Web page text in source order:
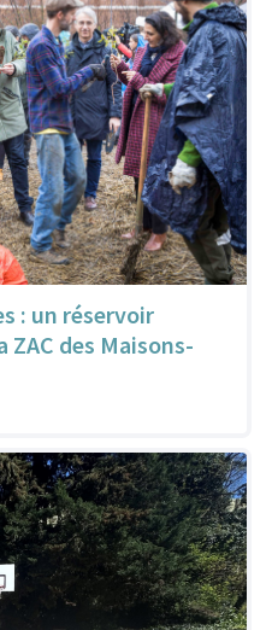
: un réservoir
ZAC des Maisons-